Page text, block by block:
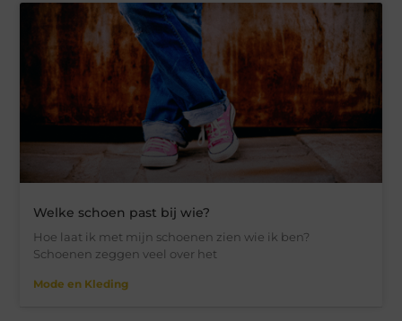
Welke schoen past bij wie?
Hoe laat ik met mijn schoenen zien wie ik ben?
Schoenen zeggen veel over het
Mode en Kleding